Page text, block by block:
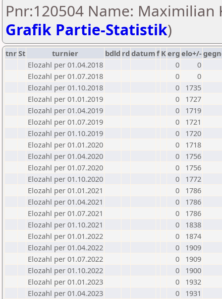
Pnr:120504 Name: Maximilian
Grafik Partie-Statistik)
tnrSt turnier bdld rd datumf Kerg elo+/-
Elozahl per 01.04.2018
0
0
Elozahl per 01.07.2018
0
0
Elozahl per 01.10.2018
0
1735
Elozahl per 01.01.2019
0
1727
Elozahl per 01.04.2019
0
1719
Elozahl per 01.07.2019
0
1721
Elozahl per 01.10.2019
0
1720
Elozahl per 01.01.2020
0
1718
Elozahl per 01.04.2020
0
1756
Elozahl per 01.07.2020
0
1756
Elozahl per 01.10.2020
0
1772
Elozahl per 01.01.2021
0
1786
Elozahl per 01.04.2021
0
1786
Elozahl per 01.07.2021
0
1786
Elozahl per 01.10.2021
0
1838
Elozahl per 01.01.2022
0
1874
Elozahl per 01.04.2022
0
1909
Elozahl per 01.07.2022
0
1909
Elozahl per 01.10.2022
0
1900
Elozahl per 01.01.2023
0
1932
Elozahl per 01.04.2023
0
1931